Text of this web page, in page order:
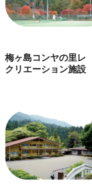
梅ヶ島コンヤの里レ
クリエーション施設